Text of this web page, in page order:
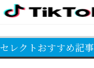
セレクトおすすめ記事